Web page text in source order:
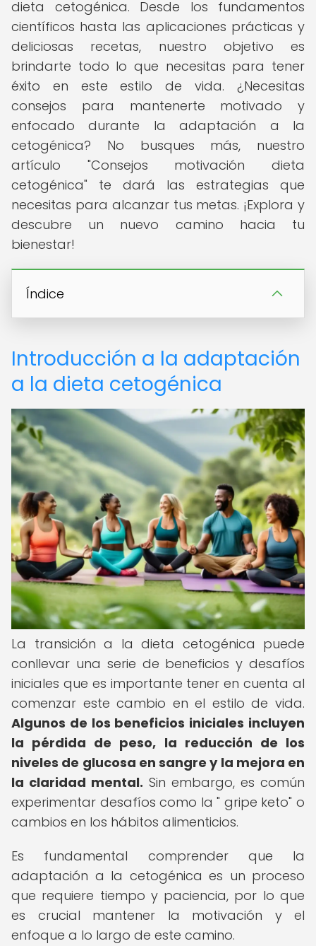
dieta cetogénica. Desde los fundamentos
científicos hasta las aplicaciones prácticas y
deliciosas recetas, nuestro objetivo es
brindarte todo lo que necesitas para tener
éxito en este estilo de vida. ¿Necesitas
consejos para mantenerte motivado y
enfocado durante la adaptación a la
cetogénica? No busques más, nuestro
artículo "Consejos motivación dieta
cetogénica" te dará las estrategias que
necesitas para alcanzar tus metas. ¡Explora y
descubre un nuevo camino hacia tu
bienestar!
Índice
Introducción a la adaptación
a la dieta cetogénica
La transición a la dieta cetogénica puede
conllevar una serie de beneficios y desafíos
iniciales que es importante tener en cuenta al
comenzar este cambio en el estilo de vida.
Algunos de los beneficios iniciales incluyen
la pérdida de peso, la reducción de los
niveles de glucosa en sangre y la mejora en
la claridad mental. Sin embargo, es común
experimentar desafíos como la " gripe keto" o
cambios en los hábitos alimenticios.
Es fundamental comprender que la
adaptación a la cetogénica es un proceso
que requiere tiempo y paciencia, por lo que
es crucial mantener la motivación y el
enfoque a lo largo de este camino.